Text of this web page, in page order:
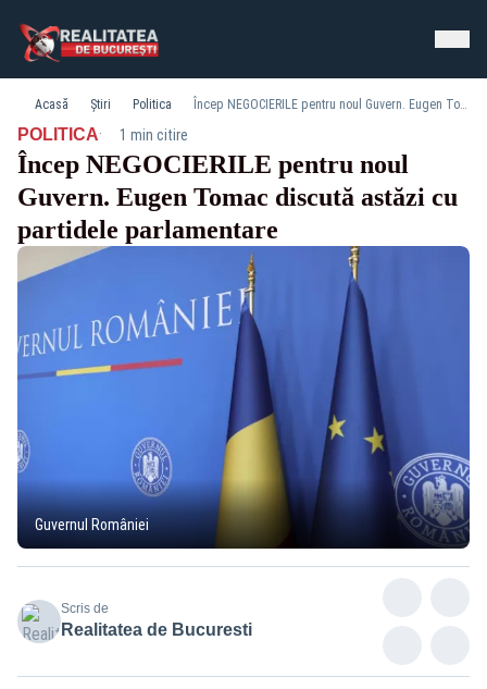
Acasă Știri Politica Încep NEGOCIERILE pentru noul Guvern. Eugen Tomac discută astăzi cu partidele parlamentare
POLITICA· 1 min citire
Încep NEGOCIERILE pentru noul
Guvern. Eugen Tomac discută astăzi cu
partidele parlamentare
Guvernul României
Scris de
Realitatea de Bucuresti